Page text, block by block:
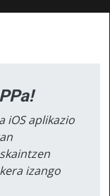
iOS aplikazio
izango